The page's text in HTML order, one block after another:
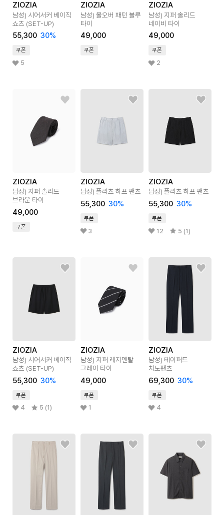
ZIOZIA
남성) 시어서커 베이직
쇼츠 (SET-UP)
55,300 30%
쿠폰
5
ZIOZIA
남성) 올오버 패턴 블루
타이
49,000
쿠폰
ZIOZIA
남성) 지퍼 솔리드
네이비 타이
49,000
쿠폰
2
ZIOZIA
남성) 지퍼 솔리드
브라운 타이
49,000
쿠폰
ZIOZIA
남성) 플리츠 하프 팬츠
55,300 30%
쿠폰
3
ZIOZIA
남성) 플리츠 하프 팬츠
55,300 30%
쿠폰
12 5 (1)
ZIOZIA
남성) 시어서커 베이직
쇼츠 (SET-UP)
55,300 30%
쿠폰
4 5 (1)
ZIOZIA
남성) 지퍼 레지멘탈
그레이 타이
49,000
쿠폰
1
ZIOZIA
남성) 테이퍼드
치노팬츠
69,300 30%
쿠폰
4